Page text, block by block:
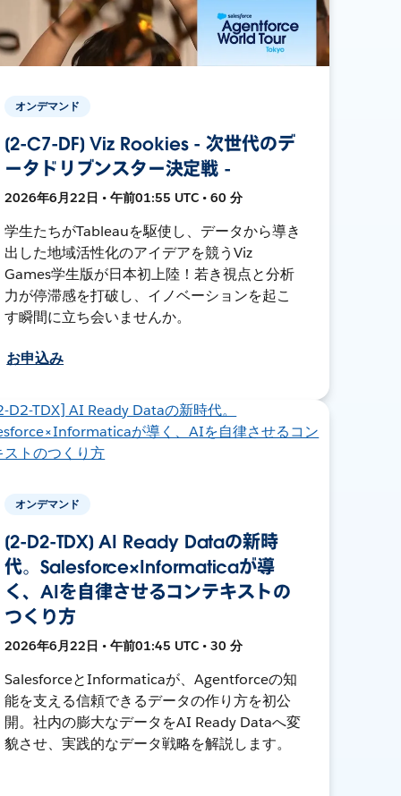
オンデマンド
[2-C7-DF] Viz Rookies - 次世代のデ
ータドリブンスター決定戦 -
2026年6月22日 • 午前01:55 UTC • 60 分
学生たちがTableauを駆使し、データから導き
出した地域活性化のアイデアを競うViz
Games学生版が日本初上陸！若き視点と分析
力が停滞感を打破し、イノベーションを起こ
す瞬間に立ち会いませんか。
お申込み
オンデマンド
[2-D2-TDX] AI Ready Dataの新時
代。Salesforce×Informaticaが導
く、AIを自律させるコンテキストの
つくり方
2026年6月22日 • 午前01:45 UTC • 30 分
SalesforceとInformaticaが、Agentforceの知
能を支える信頼できるデータの作り方を初公
開。社内の膨大なデータをAI Ready Dataへ変
貌させ、実践的なデータ戦略を解説します。